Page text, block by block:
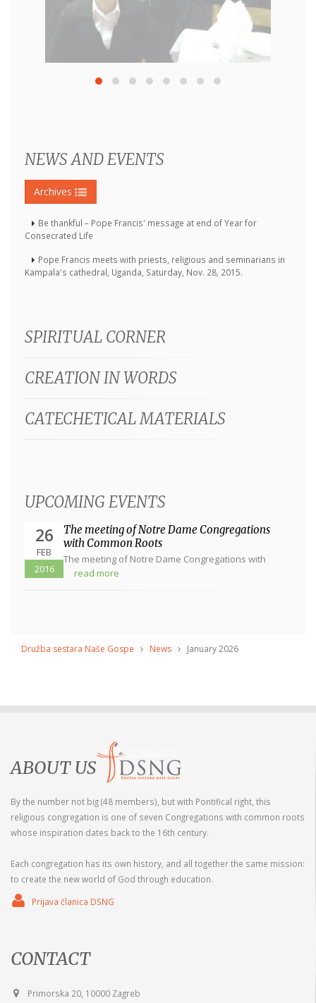
NEWS AND EVENTS
Archives
Be thankful – Pope Francis' message at end of Year for
Consecrated Life
Pope Francis meets with priests, religious and seminarians in
Kampala's cathedral, Uganda, Saturday, Nov. 28, 2015.
SPIRITUAL CORNER
CREATION IN WORDS
CATECHETICAL MATERIALS
UPCOMING EVENTS
26
FEB
2016
The meeting of Notre Dame Congregations
with Common Roots
The meeting of Notre Dame Congregations with
Common Roots will be in Zagreb,...
read more
Družba sestara Naše Gospe News January 2026
ABOUT US
By the number not big (48 members), but with Pontifical right, this
religious congregation is one of seven Congregations with common roots
whose inspiration dates back to the 16th century.
Each congregation has its own history, and all together the same mission:
to create the new world of God through education.
Prijava članica DSNG
CONTACT
Primorska 20, 10000 Zagreb